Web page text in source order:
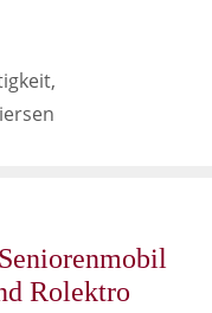
,
Rolektro